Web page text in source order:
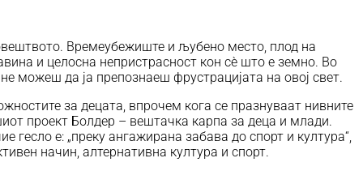
Времеубежиште и љубено место, плод на
и целосна непристрасност кон сѐ што е земно. Во
можеш да ја препознаеш фрустрацијата на овој свет.
за децата, впрочем кога се празнуваат нивните
проект Болдер – вештачка карпа за деца и млади.
гесло е: „преку ангажирана забава до спорт и култура“,
начин, алтернативна култура и спорт.